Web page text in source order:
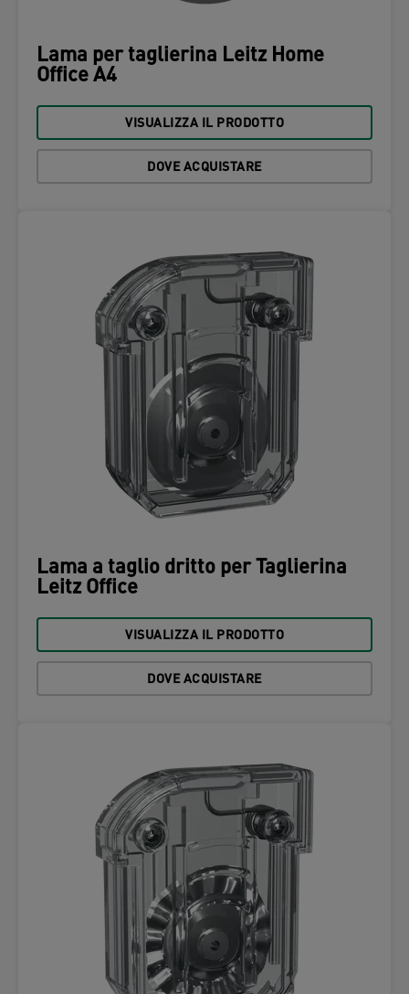
Lama per taglierina Leitz Home
Office A4
VISUALIZZA IL PRODOTTO
DOVE ACQUISTARE
Lama a taglio dritto per Taglierina
Leitz Office
VISUALIZZA IL PRODOTTO
DOVE ACQUISTARE